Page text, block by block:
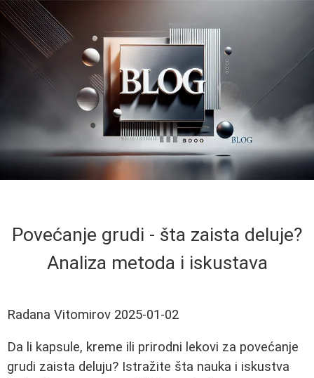
Povećanje grudi - šta zaista deluje?
Analiza metoda i iskustava
Radana Vitomirov 2025-01-02
Da li kapsule, kreme ili prirodni lekovi za povećanje
grudi zaista deluju? Istražite šta nauka i iskustva